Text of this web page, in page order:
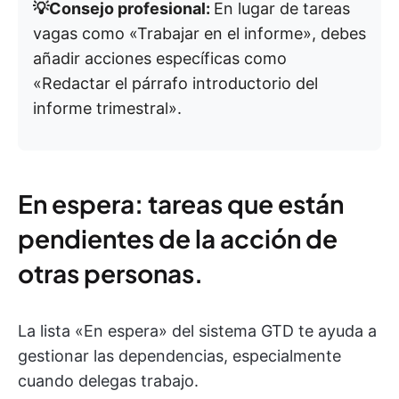
💡Consejo profesional: En lugar de tareas
vagas como «Trabajar en el informe», debes
añadir acciones específicas como
«Redactar el párrafo introductorio del
informe trimestral».
En espera: tareas que están
pendientes de la acción de
otras personas.
La lista «En espera» del sistema GTD te ayuda a
gestionar las dependencias, especialmente
cuando delegas trabajo.